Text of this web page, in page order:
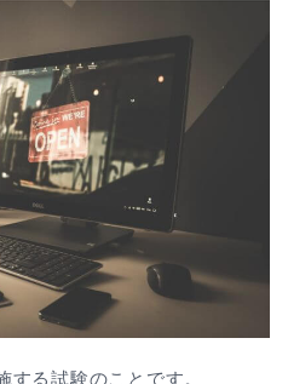
る試験のことです。